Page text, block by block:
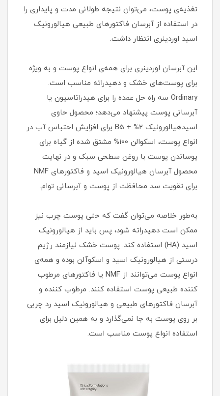
تغذیه‌ی پوست، می‌توان نتیجه طولانی مدت و پایداری را
در استفاده از آبرسان فاکتورهای طبیعی هیالورونیک
اسید اوردینری انتظار داشت.
این آبرسان اوردینری برای همه‌ی انواع پوست و به ویژه
برای پوست‌های خشک و دهیدراته مناسب است.
Ordinary سه راه حل عمده را برای هیدراتاسیون یا
آبرسانی پوست پیشنهاد می‌دهد؛ محصول حاوی
اسیدهیالورونیک 2% + B5 برای افزایش احتباس آب در
انواع پوست، اسکوالن 100% مشتق شده از گیاه برای
پوساندن پوست با روغن سطحی سبک و در نهایت
محصول آبرسان هیالورونیک اسید و فاکتورهای NMF
برای تقویت سد محافظت از پوست و آبرسانی توام.
به‌طور خلاصه می‌توان گفت که حتی پوست‌ چرب نیز
ممکن است دهیدراته شود، پس باید از هیالورونیک
اسید (HA) استفاده کند. پوست خشک نیازمند رژیم
درستی از هیالورونیک اسید و اسکوآلن بوده و همه‌ی
انواع پوست می‌توانند از NMF یا فاکتورهای مرطوب
کننده طبیعی پوست استفاده کنند. مرطوب کننده و
آبرسان فاکتورهای طبیعی و هیالورونیک اسید رد چربی
بر روی پوست به جا نمی‌گذارد و به همین دلیل برای
استفاده انواع پوست مناسب است.